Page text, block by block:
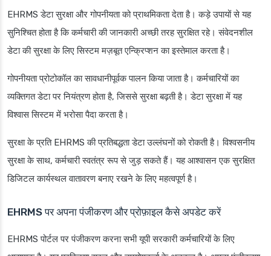
EHRMS डेटा सुरक्षा और गोपनीयता को प्राथमिकता देता है। कड़े उपायों से यह
सुनिश्चित होता है कि कर्मचारी की जानकारी अच्छी तरह सुरक्षित रहे। संवेदनशील
डेटा की सुरक्षा के लिए सिस्टम मज़बूत एन्क्रिप्शन का इस्तेमाल करता है।
गोपनीयता प्रोटोकॉल का सावधानीपूर्वक पालन किया जाता है। कर्मचारियों का
व्यक्तिगत डेटा पर नियंत्रण होता है, जिससे सुरक्षा बढ़ती है। डेटा सुरक्षा में यह
विश्वास सिस्टम में भरोसा पैदा करता है।
सुरक्षा के प्रति EHRMS की प्रतिबद्धता डेटा उल्लंघनों को रोकती है। विश्वसनीय
सुरक्षा के साथ, कर्मचारी स्वतंत्र रूप से जुड़ सकते हैं। यह आश्वासन एक सुरक्षित
डिजिटल कार्यस्थल वातावरण बनाए रखने के लिए महत्वपूर्ण है।
EHRMS पर अपना पंजीकरण और प्रोफ़ाइल कैसे अपडेट करें
EHRMS पोर्टल पर पंजीकरण करना सभी यूपी सरकारी कर्मचारियों के लिए